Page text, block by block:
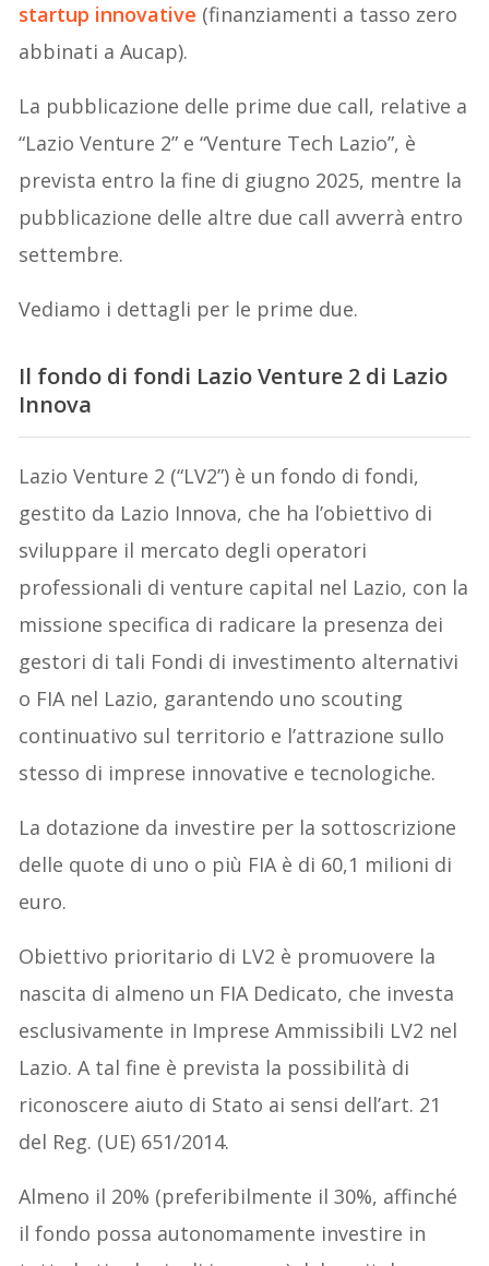
startup innovative (finanziamenti a tasso zero
abbinati a Aucap).
La pubblicazione delle prime due call, relative a
“Lazio Venture 2” e “Venture Tech Lazio”, è
prevista entro la fine di giugno 2025, mentre la
pubblicazione delle altre due call avverrà entro
settembre.
Vediamo i dettagli per le prime due.
Il fondo di fondi Lazio Venture 2 di Lazio
Innova
Lazio Venture 2 (“LV2”) è un fondo di fondi,
gestito da Lazio Innova, che ha l’obiettivo di
sviluppare il mercato degli operatori
professionali di venture capital nel Lazio, con la
missione specifica di radicare la presenza dei
gestori di tali Fondi di investimento alternativi
o FIA nel Lazio, garantendo uno scouting
continuativo sul territorio e l’attrazione sullo
stesso di imprese innovative e tecnologiche.
La dotazione da investire per la sottoscrizione
delle quote di uno o più FIA è di 60,1 milioni di
euro.
Obiettivo prioritario di LV2 è promuovere la
nascita di almeno un FIA Dedicato, che investa
esclusivamente in Imprese Ammissibili LV2 nel
Lazio. A tal fine è prevista la possibilità di
riconoscere aiuto di Stato ai sensi dell’art. 21
del Reg. (UE) 651/2014.
Almeno il 20% (preferibilmente il 30%, affinché
il fondo possa autonomamente investire in